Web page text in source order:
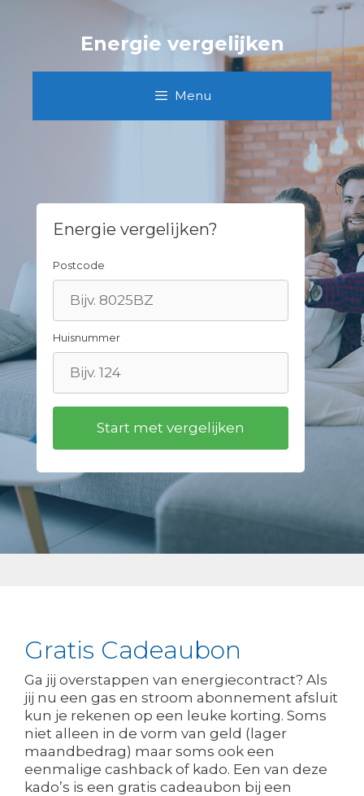
Energie vergelijken
Menu
Energie vergelijken?
Postcode
Huisnummer
Gratis Cadeaubon
Ga jij overstappen van energiecontract? Als
jij nu een gas en stroom abonnement afsluit
kun je rekenen op een leuke korting. Soms
niet alleen in de vorm van geld (lager
maandbedrag) maar soms ook een
eenmalige cashback of kado. Een van deze
kado’s is een gratis cadeaubon bij een